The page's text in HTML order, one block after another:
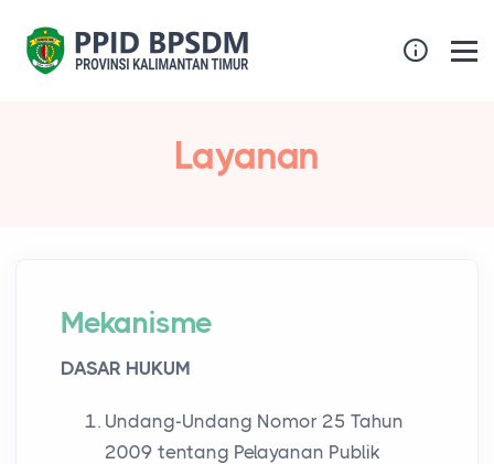
Layanan
Mekanisme
DASAR HUKUM
Undang-Undang Nomor 25 Tahun
2009 tentang Pelayanan Publik